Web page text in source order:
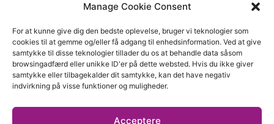
Manage Cookie Consent
For at kunne give dig den bedste oplevelse, bruger vi teknologier som
cookies til at gemme og/eller få adgang til enhedsinformation. Ved at give
samtykke til disse teknologier tillader du os at behandle data såsom
browsingadfærd eller unikke ID'er på dette websted. Hvis du ikke giver
samtykke eller tilbagekalder dit samtykke, kan det have negativ
indvirkning på visse funktioner og muligheder.
Acceptere
Mail:info@delebarnetsvilkaar.dk
Telefon: 89 80 85 45